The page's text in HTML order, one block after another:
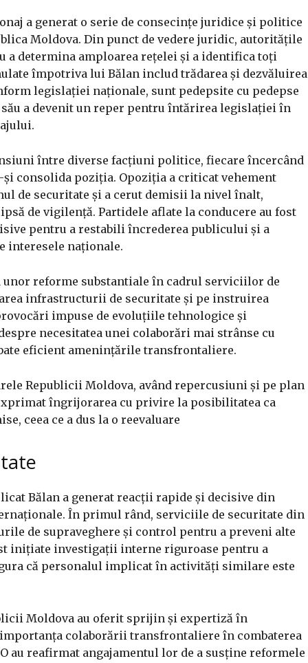
a generat o serie de consecințe juridice și politice
Moldova. Din punct de vedere juridic, autoritățile
a determina amploarea rețelei și a identifica toți
împotriva lui Bălan includ trădarea și dezvăluirea
legislației naționale, sunt pedepsite cu pedepse
a devenit un reper pentru întărirea legislației în
între diverse facțiuni politice, fiecare încercând
consolida poziția. Opoziția a criticat vehement
de securitate și a cerut demisii la nivel înalt,
de vigilență. Partidele aflate la conducere au fost
pentru a restabili încrederea publicului și a
interesele naționale.
reforme substantiale în cadrul serviciilor de
infrastructurii de securitate și pe instruirea
impuse de evoluțiile tehnologice și
necesitatea unei colaborări mai strânse cu
eficient amenințările transfrontaliere.
Republicii Moldova, având repercusiuni și pe plan
îngrijorarea cu privire la posibilitatea ca
ceea ce a dus la o reevaluare
Bălan a generat reacții rapide și decisive din
În primul rând, serviciile de securitate din
de supraveghere și control pentru a preveni alte
inițiate investigații interne riguroase pentru a
că personalul implicat în activități similare este
Moldova au oferit sprijin și expertiză în
colaborării transfrontaliere în combaterea
au reafirmat angajamentul lor de a susține reformele